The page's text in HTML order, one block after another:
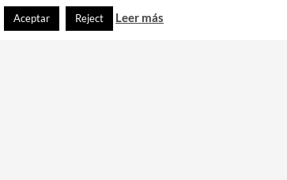
Aceptar Reject Leer más